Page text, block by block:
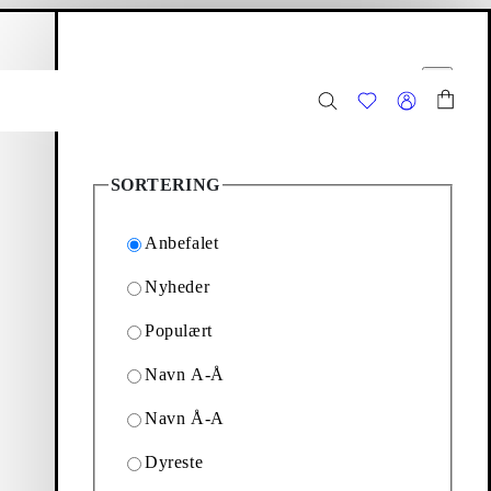
til herrer, der er
SORTERING
Anbefalet
Nyheder
Populært
Navn A-Å
Navn Å-A
Dyreste
Produkter